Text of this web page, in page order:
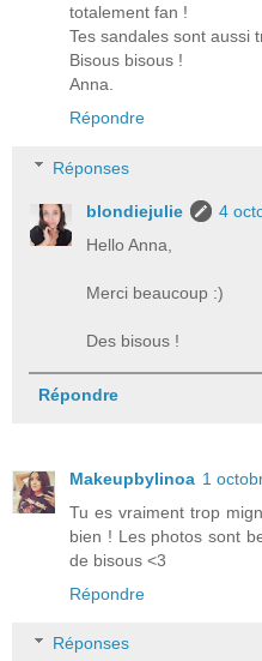
totalement fan !
Tes sandales sont aussi
Bisous bisous !
Anna.
Répondre
Réponses
blondiejulie
4
Hello Anna,
Merci beaucoup :)
Des bisous !
Répondre
Makeupbylinoa 1
Tu es vraiment trop
bien ! Les photos sont
de bisous <3
Répondre
Réponses